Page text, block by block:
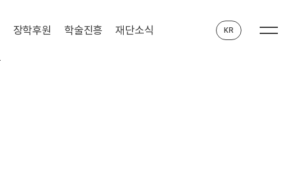
장학후원 학술진흥 재단소식 KR